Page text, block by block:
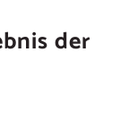
der